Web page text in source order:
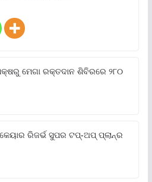
ମେଗା ରକ୍ତଦାନ ଶିବିରରେ ୨୮୦
ରିଜର୍ଭ ସୁପର ଟପ୍‌-ଅପ୍ ପ୍ଲାନ୍‌ର